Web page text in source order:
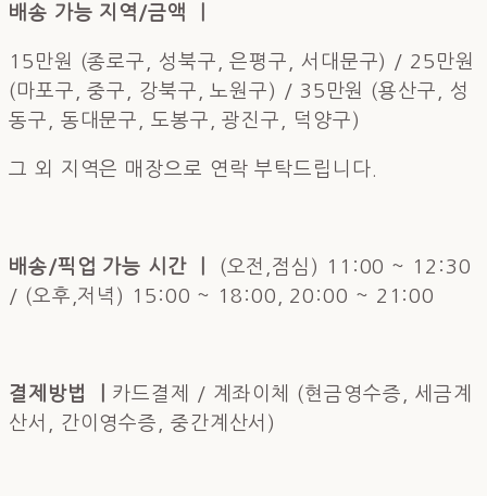
배송 가능 지역/금액 ㅣ
15만원 (종로구, 성북구, 은평구, 서대문구) / 25만원
(마포구, 중구, 강북구, 노원구) / 35만원 (용산구, 성
동구, 동대문구, 도봉구, 광진구, 덕양구)
그 외 지역은 매장으로 연락 부탁드립니다.
배송/픽업 가능 시간 ㅣ
(오전,점심) 11:00 ~ 12:30
/ (오후,저녁) 15:00 ~ 18:00, 20:00 ~ 21:00
결제방법 ㅣ 카드결제 / 계좌이체 (현금영수증, 세금계
산서, 간이영수증, 중간계산서)